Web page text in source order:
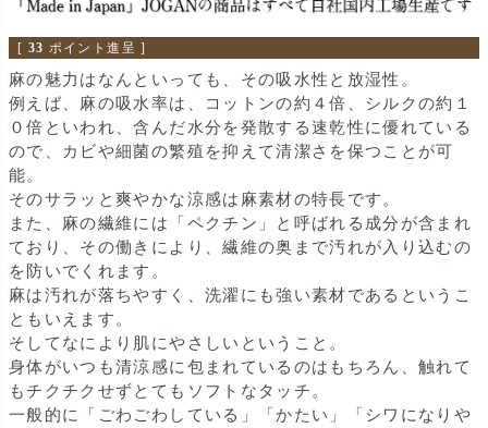
[ 33 ポイント進呈 ]
麻の魅力はなんといっても、その吸水性と放湿性。
例えば、麻の吸水率は、コットンの約４倍、シルクの約１
０倍といわれ、含んだ水分を発散する速乾性に優れている
ので、カビや細菌の繁殖を抑えて清潔さを保つことが可
能。
そのサラッと爽やかな涼感は麻素材の特長です。
また、麻の繊維には「ペクチン」と呼ばれる成分が含まれ
ており、その働きにより、繊維の奥まで汚れが入り込むの
を防いでくれます。
麻は汚れが落ちやすく、洗濯にも強い素材であるというこ
ともいえます。
そしてなにより肌にやさしいということ。
身体がいつも清涼感に包まれているのはもちろん、触れて
もチクチクせずとてもソフトなタッチ。
一般的に「ごわごわしている」「かたい」「シワになりや